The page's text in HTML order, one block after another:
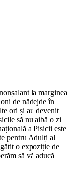
la marginea
de nădejde în
ori și au devenit
să nu aibă o zi
a Pisicii este
pentru Adulți al
o expoziție de
să vă aducă